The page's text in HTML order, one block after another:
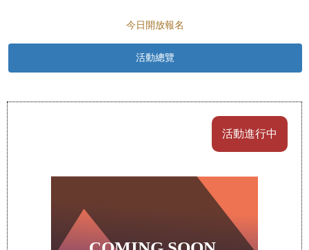
今日開放報名
活動總覽
活動進行中